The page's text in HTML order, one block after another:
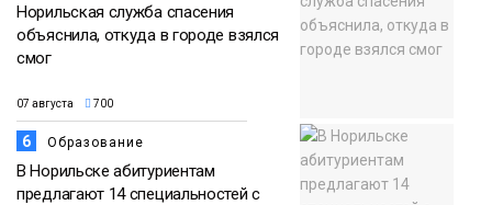
Норильская служба спасения
объяснила, откуда в городе взялся
смог
07 августа 700
6 Образование
В Норильске абитуриентам
предлагают 14 специальностей с